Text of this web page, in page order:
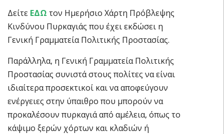
Δείτε ΕΔΩ τον Ημερήσιο Χάρτη Πρόβλεψης
Κινδύνου Πυρκαγιάς που έχει εκδώσει η
Γενική Γραμματεία Πολιτικής Προστασίας.
Παράλληλα, η Γενική Γραμματεία Πολιτικής
Προστασίας συνιστά στους πολίτες να είναι
ιδιαίτερα προσεκτικοί και να αποφεύγουν
ενέργειες στην ύπαιθρο που μπορούν να
προκαλέσουν πυρκαγιά από αμέλεια, όπως το
κάψιμο ξερών χόρτων και κλαδιών ή